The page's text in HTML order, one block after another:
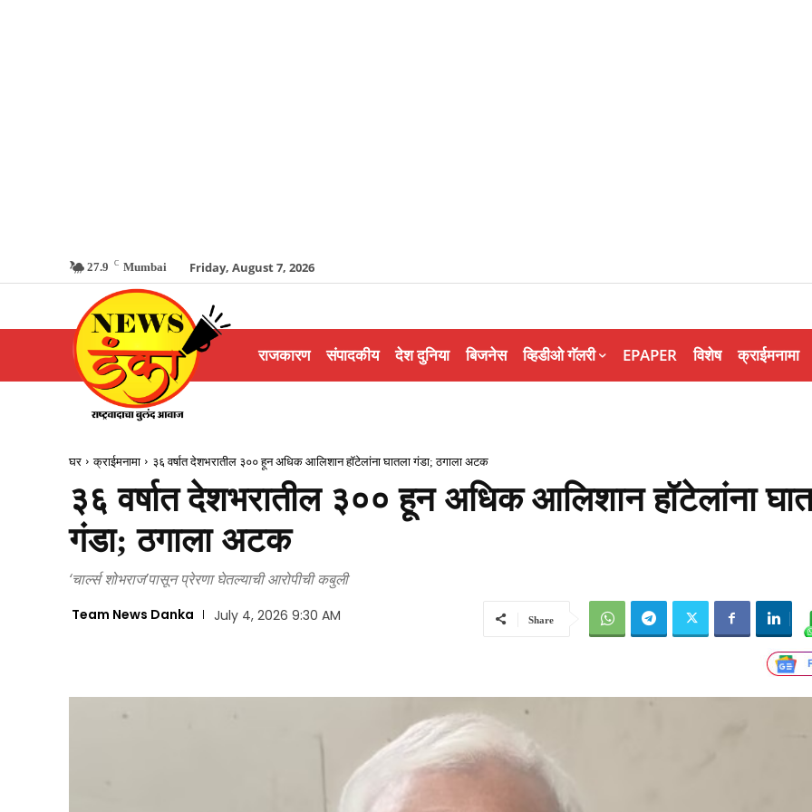
27.9 C Mumbai Friday, August 7, 2026
राजकारण संपादकीय देश दुनिया बिजनेस व्हिडीओ गॅलरी EPAPER विशेष क्राईमनामा
घर क्राईमनामा ३६ वर्षात देशभरातील ३०० हून अधिक आलिशान हॉटेलांना घातला गंडा; ठगाला अटक
३६ वर्षात देशभरातील ३०० हून अधिक आलिशान हॉटेलांना
गंडा; ठगाला अटक
‘चार्ल्स शोभराज’पासून प्रेरणा घेतल्याची आरोपीची कबुली
Team News Danka July 4, 2026 9:30 AM Share